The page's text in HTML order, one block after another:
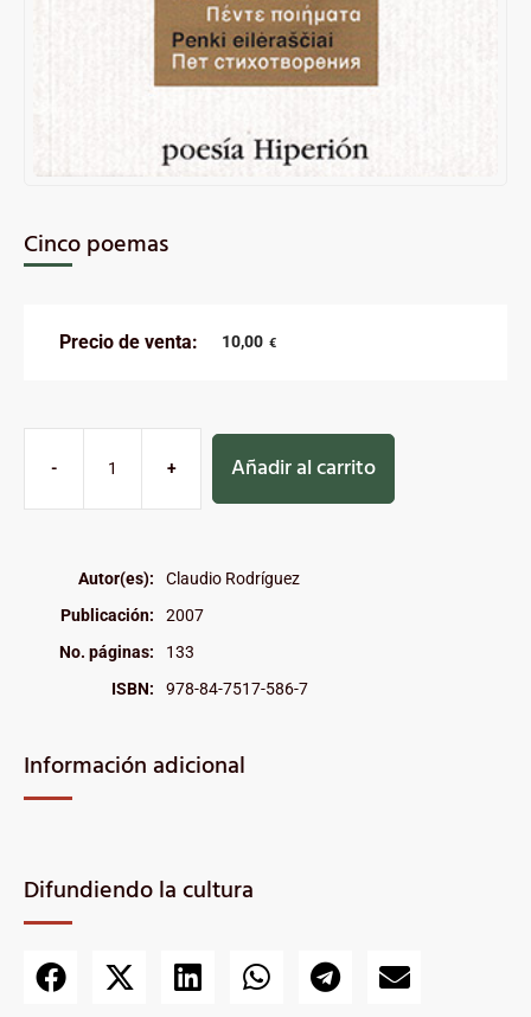
Cinco poemas
Precio de venta: 10,00 €
- + Añadir al carrito
Autor(es):
Claudio Rodríguez
Publicación:
2007
No. páginas:
133
ISBN:
978-84-7517-586-7
Información adicional
Difundiendo la cultura